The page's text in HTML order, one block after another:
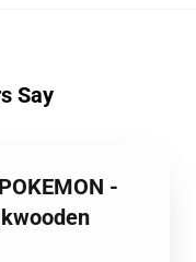
Say
-